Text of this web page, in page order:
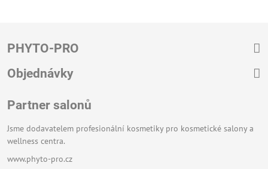
PHYTO-PRO
Objednávky
Partner salonů
Jsme dodavatelem profesionální kosmetiky pro kosmetické salony a
wellness centra.
www.phyto-pro.cz